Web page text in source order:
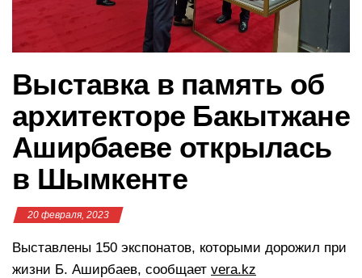
Выставка в память об
архитекторе Бакытжане
Аширбаеве открылась
в Шымкенте
20 февраля, 2023
Выставлены 150 экспонатов, которыми дорожил при
жизни Б. Аширбаев, сообщает vera.kz